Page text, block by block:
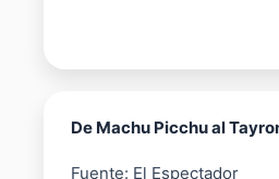
De Machu Picchu al
Fuente: El Espectador